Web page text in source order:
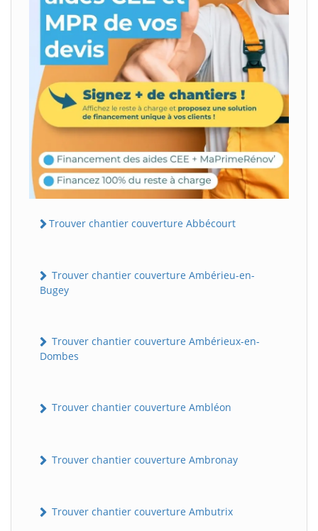
Trouver chantier couverture Abbécourt
Trouver chantier couverture Ambérieu-en-
Bugey
Trouver chantier couverture Ambérieux-en-
Dombes
Trouver chantier couverture Ambléon
Trouver chantier couverture Ambronay
Trouver chantier couverture Ambutrix